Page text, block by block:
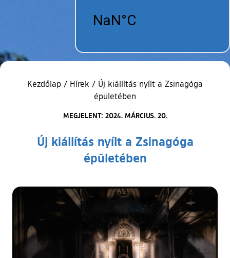
Kezdőlap / Hírek / Új kiállítás nyílt a Zsinagóga
épületében
MEGJELENT: 2024. MÁRCIUS. 20.
Új kiállítás nyílt a Zsinagóga
épületében